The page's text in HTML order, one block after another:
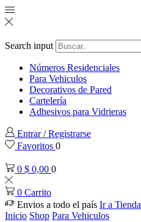
Search input
Números Residenciales
Para Vehiculos
Decorativos de Pared
Cartelería
Adhesivos para Vidrieras
Entrar / Registrarse
Favoritos 0
0 $ 0,00 0
0 Carrito
Envios a todo el país Ir a Tienda
Inicio Shop Para Vehiculos